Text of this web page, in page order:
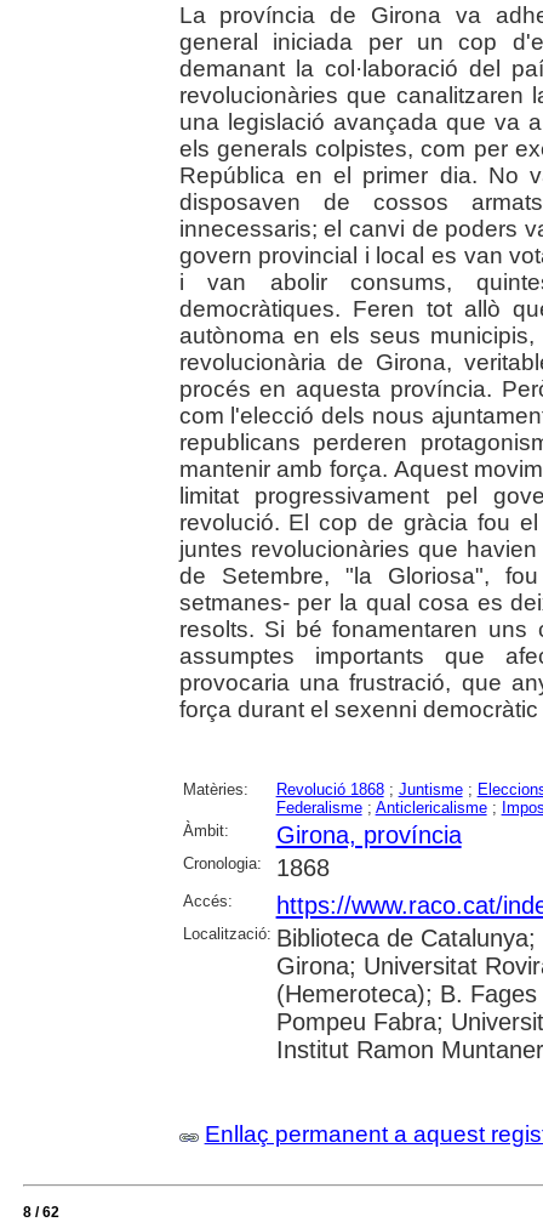
La província de Girona va
general iniciada per un cop
demanant la col·laboració del
revolucionàries que canalitzaren
una legislació avançada que va
els generals colpistes, com per
República en el primer dia. No
disposaven de cossos
innecessaris; el canvi de poders
govern provincial i local es van
i van abolir consums,
democràtiques. Feren tot allò
autònoma en els seus
revolucionària de Girona,
procés en aquesta província.
com l'elecció dels nous
republicans perderen
mantenir amb força. Aquest
limitat progressivament pel
revolució. El cop de gràcia fou
juntes revolucionàries que
de Setembre, "la Gloriosa",
setmanes- per la qual cosa es
resolts. Si bé fonamentaren uns
assumptes importants que
provocaria una frustració, que
força durant el sexenni
Matèries: Revolució 1868; Juntisme;
Federalisme; Anticlericalisme;
Àmbit:
Girona, província
Cronologia: 1868
Accés: https://www.raco.cat/
Localització: Biblioteca de
Girona; Universitat
(Hemeroteca); B.
Pompeu Fabra;
Institut Ramon
Enllaç permanent a aquest
8 / 62